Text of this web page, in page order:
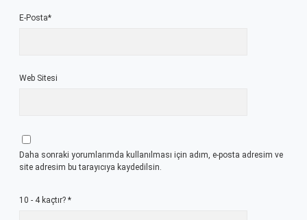
E-Posta*
Web Sitesi
Daha sonraki yorumlarımda kullanılması için adım, e-posta adresim ve
site adresim bu tarayıcıya kaydedilsin.
10 - 4 kaçtır? *